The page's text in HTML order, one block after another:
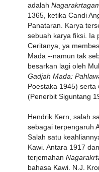
adalah
1365, ketika Candi
Panataran. Karya
sebuah karya fiksi. Ia
Ceritanya, ya
Mada --namun tak
besarkan lagi oleh
Gadjah Mada:
Poestaka 1945) serta
(Penerbit Siguntang
Hendrik Kern, salah
sebagai terpengaruh
Salah satu
Kawi. Antara 1917
terjemahan
bahasa Kawi. N.J.